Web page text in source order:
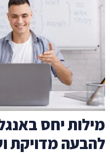
מילות יחס
להבעה מדויקת